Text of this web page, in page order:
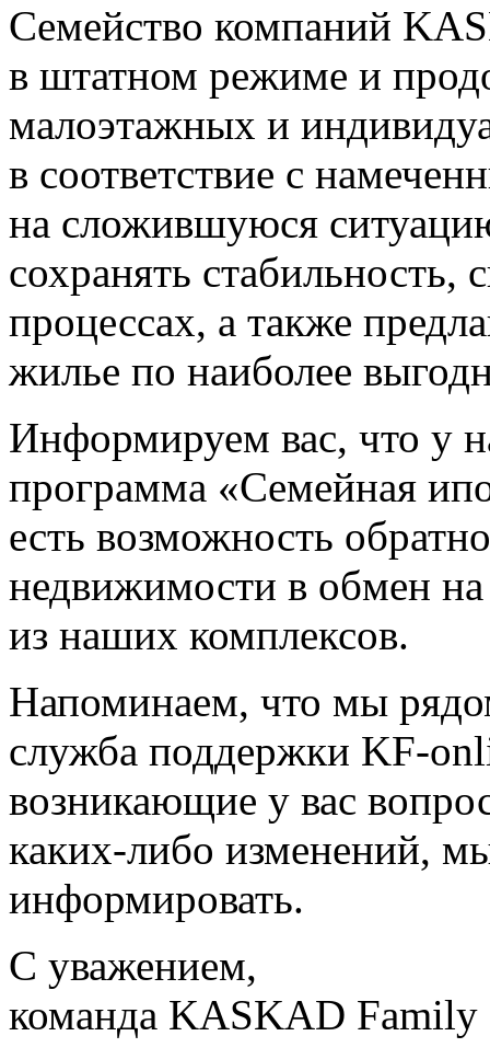
Семейство компаний
в штатном режиме и
малоэтажных и
в соответствие с
на сложившуюся
сохранять стабильность,
процессах, а также
жилье по наиболее
Информируем вас, что у
программа «Семейная
есть возможность
недвижимости в обмен
из наших комплексов.
Напоминаем, что мы
служба поддержки KF-
возникающие у вас
каких-либо изменений,
информировать.
С уважением,
команда KASKAD Family